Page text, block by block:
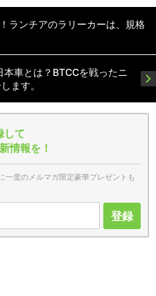
ランチアのラリーカーは、規格
車とは？BTCCを戦ったニ
ます。
して
情報を！
一度のメルマガ限定豪華プレゼントも
登録